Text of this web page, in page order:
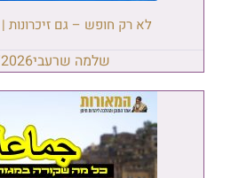
לא רק חופש – גם זיכרונות
שלמה שרעבי